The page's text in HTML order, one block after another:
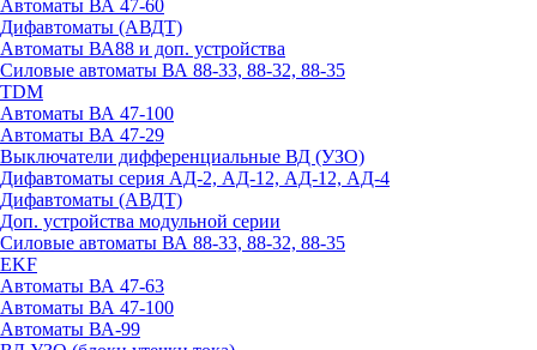
Автоматы ВА 47-60
Дифавтоматы (АВДТ)
Автоматы ВА88 и доп. устройства
Силовые автоматы ВА 88-33, 88-32, 88-35
TDM
Автоматы ВА 47-100
Автоматы ВА 47-29
Выключатели дифференциальные ВД (УЗО)
Дифавтоматы серия АД-2, АД-12, АД-12, АД-4
Дифавтоматы (АВДТ)
Доп. устройства модульной серии
Силовые автоматы ВА 88-33, 88-32, 88-35
EKF
Автоматы ВА 47-63
Автоматы ВА 47-100
Автоматы ВА-99